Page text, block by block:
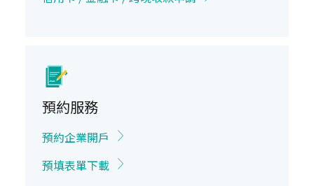
預約服務
預約企業開戶
預填表單下載